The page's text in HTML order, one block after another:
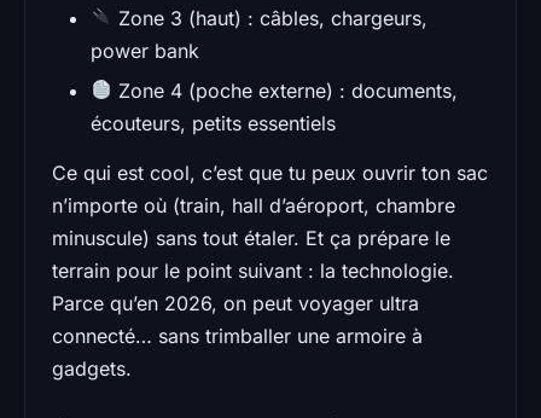
Zone 3 (haut) : câbles, chargeurs,
power bank
Zone 4 (poche externe) : documents,
écouteurs, petits essentiels
Ce qui est cool, c’est que tu peux ouvrir ton sac
n’importe où (train, hall d’aéroport, chambre
minuscule) sans tout étaler. Et ça prépare le
terrain pour le point suivant : la technologie.
Parce qu’en 2026, on peut voyager ultra
connecté… sans trimballer une armoire à
gadgets.